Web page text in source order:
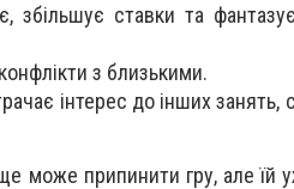
збільшує ставки та
з близькими.
інтерес до інших занять,
може припинити гру, але їй